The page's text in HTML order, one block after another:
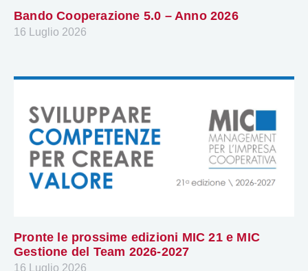
Bando Cooperazione 5.0 – Anno 2026
16 Luglio 2026
Pronte le prossime edizioni MIC 21 e MIC
Gestione del Team 2026-2027
16 Luglio 2026